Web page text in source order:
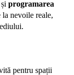
și programarea
la nevoile reale,
pentru spații